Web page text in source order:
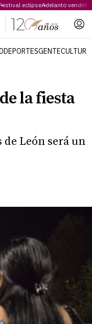
eclipseAdelanto
DEPORTESGENTECULTURA
la fiesta
de León será un